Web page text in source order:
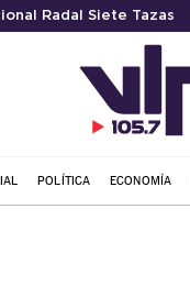
Radal Siete Tazas
POLÍTICA ECONOMÍA